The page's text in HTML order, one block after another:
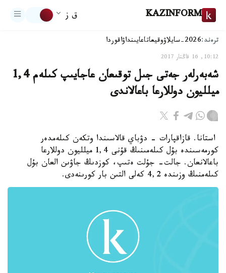
KAZINFORM ق ز
ترەند:2026-سايلاۋ وقيعاتاعايىنداۋاقوردا
10:12, 16 قاڭتار 2017
شەبەرلەر جەتى جىل توقىعان عاجايىپ كىلەم 1,4
ميلليون دوللارعا باعالاندى
استانا. قازاقپارات - دۋباي قالاسىندا وتكەن كىلەمدەر
كورمەسىندە بۇل كىلەمىنىڭ قۇنى 1,4 ميلليون دوللارعا
باعالانعان. جالت- جۇلت ەتىپ، كوزدىڭ جاۋىن العان بۇل
كىلەمنىڭ وزىندە 4,2 كەلى التىن بار كورىنەدى.